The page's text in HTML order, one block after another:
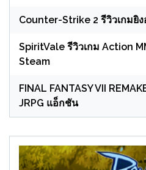
Counter-Strike 2 รีวิวเกมยิ
SpiritVale รีวิวเกม Action
Steam
FINAL FANTASY VII
JRPG แอ็กชัน